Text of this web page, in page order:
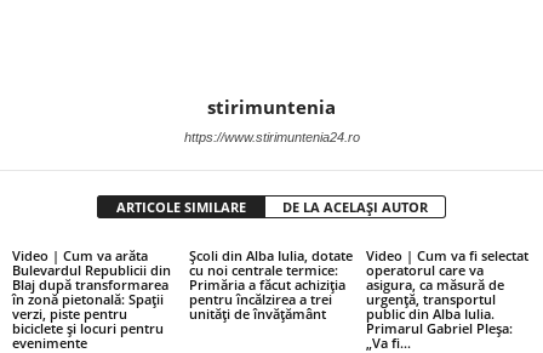
stirimuntenia
https://www.stirimuntenia24.ro
ARTICOLE SIMILARE DE LA ACELAȘI AUTOR
Video | Cum va arăta
Bulevardul Republicii din
Blaj după transformarea
în zonă pietonală: Spații
verzi, piste pentru
biciclete și locuri pentru
evenimente
Școli din Alba Iulia, dotate
cu noi centrale termice:
Primăria a făcut achiziția
pentru încălzirea a trei
unități de învățământ
Video | Cum va fi selectat
operatorul care va
asigura, ca măsură de
urgență, transportul
public din Alba Iulia.
Primarul Gabriel Pleșa:
„Va fi...